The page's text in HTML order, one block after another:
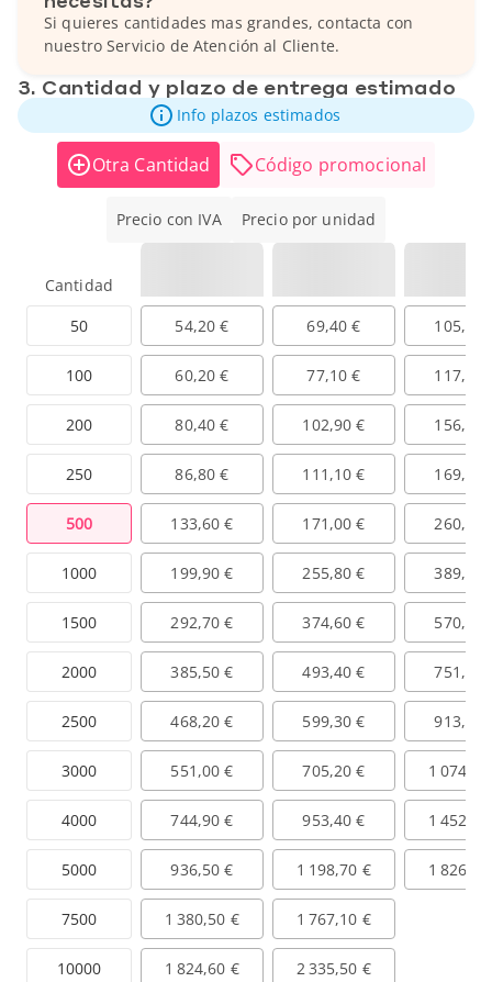
Si quieres cantidades mas grandes, contacta con
nuestro Servicio de Atención al Cliente.
3. Cantidad y plazo de entrega estimado
Info plazos estimados
Otra Cantidad Código promocional
Precio con IVA Precio por unidad
Cantidad
50
100
200
250
500
1000
1500
2000
2500
3000
4000
5000
7500
10000
54,20 € 69,40 € 105,70
60,20 € 77,10 € 117,40
80,40 € 102,90 € 156,70
86,80 € 111,10 € 169,20
133,60 € 171,00 € 260,50
199,90 € 255,80 € 389,70
292,70 € 374,60 € 570,70
385,50 € 493,40 € 751,70
468,20 € 599,30 € 913,00
551,00 € 705,20 € 1
744,90 € 953,40 € 1
936,50 € 1 198,70 € 1
1 380,50 € 1 767,10 €
1 824,60 € 2 335,50 €